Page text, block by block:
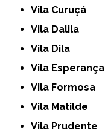
Vila Curuçá
Vila Dalila
Vila Dila
Vila Esperança
Vila Formosa
Vila Matilde
Vila Prudente